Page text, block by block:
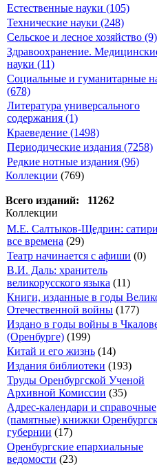
Естественные науки (105)
Технические науки (248)
Сельское и лесное хозяйство (9)
Здравоохранение.
науки (11)
Социальные и гуманитарные
(678)
Литература универсального
содержания (1)
Краеведение (1498)
Периодические издания (7258)
Редкие нотные издания (96)
Коллекции (769)
Всего изданий: 11262
Коллекции
М.Е. Салтыков-Щедрин:
все времена (29)
Театр начинается с афиши (0)
В.И. Даль: хранитель
великорусского языка (11)
Книги, изданные в годы
Отечественной войны (177)
Издано в годы войны в
(Оренбурге) (199)
Китай и его жизнь (14)
Издания библиотеки (193)
Труды Оренбургской Ученой
Архивной Комиссии (35)
Адрес-календари и справочные
(памятные) книжки
губернии (17)
Оренбургские епархиальные
ведомости (23)